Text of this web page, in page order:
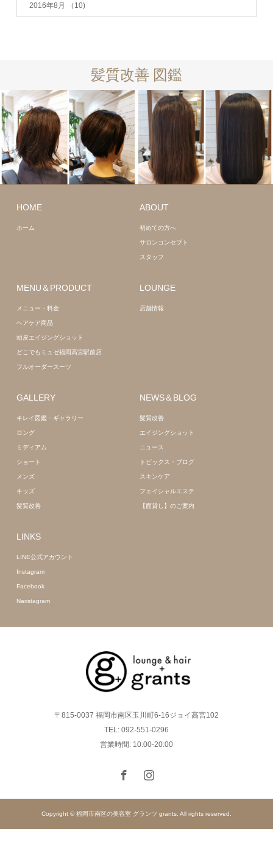
2016年8月 （10)
髪質改善 図鑑
HOME
ホーム
ABOUT
初めての方へ
サロンコンセプト
スタッフ
MENU＆PRODUCT
メニュー・料金
ヘアケア商品
頭皮エイジングショット
どこでもミュゼ福岡高宮駅前店
フルオーダースーツ
LOUNGE
店舗情報
GALLERY
キレイ図鑑・ギャラリー
ロング
ミディアム
ショート
メンズ
キッズ
髪質改善
NEWS＆BLOG
髪質改善
エイジングショット
ニュース
トピックス・ブログ
スキンケア
フェイシャルエステ
【面貸し】のご案内
LINKS
LINE公式アカウント
Instagram
Facebook
Naristagram
〒815-0037 福岡市南区玉川町6-16ジョイ高宮102
TEL: 092-551-0296
営業時間: 10:00-20:00
Copyright © 福岡市南区の美容室 グランツ grants. All rights reserved.